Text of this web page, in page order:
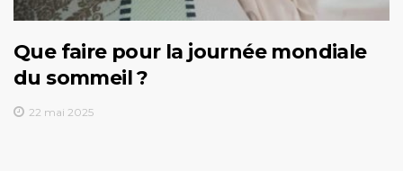
Que faire pour la journée mondiale
du sommeil ?
22 mai 2025